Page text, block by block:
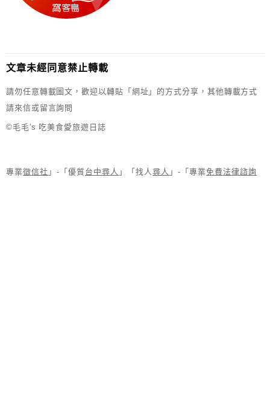
文章未經同意禁止轉載
請勿任意轉載圖文，歡迎以轉貼「網址」的方式分享，其他轉載方式
請來信或留言詢問
©毛毛's 吃美食愛旅遊日誌
專業徵信社 」-「優質台中尋人 」「找人 尋人 」-「專業免費法律諮詢